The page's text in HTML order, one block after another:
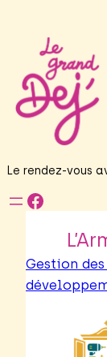
Le rendez-vous
Facebook
Gestion